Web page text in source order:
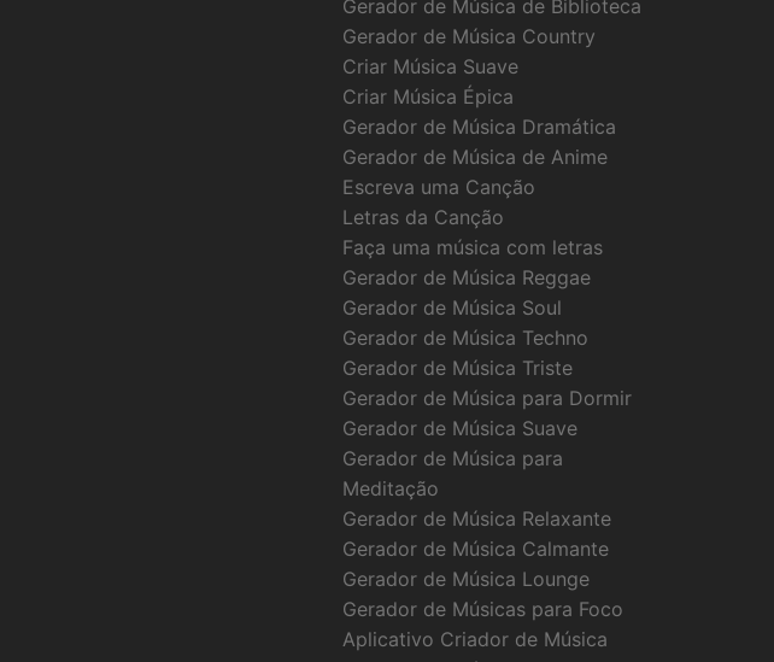
Gerador de Música de Biblioteca
Gerador de Música Country
Criar Música Suave
Criar Música Épica
Gerador de Música Dramática
Gerador de Música de Anime
Escreva uma Canção
Letras da Canção
Faça uma música com letras
Gerador de Música Reggae
Gerador de Música Soul
Gerador de Música Techno
Gerador de Música Triste
Gerador de Música para Dormir
Gerador de Música Suave
Gerador de Música para
Meditação
Gerador de Música Relaxante
Gerador de Música Calmante
Gerador de Música Lounge
Gerador de Músicas para Foco
Aplicativo Criador de Música